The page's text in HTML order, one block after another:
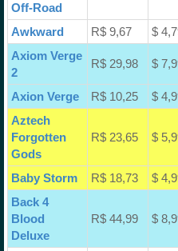
Off-Road
Awkward R$ 9,67 $
Axiom Verge
2
R$ 29,98 $
Axion Verge R$ 10,25 $
Aztech
Forgotten
Gods
R$ 23,65 $
Baby Storm R$ 18,73 $
Back 4
Blood
Deluxe
R$ 44,99 $